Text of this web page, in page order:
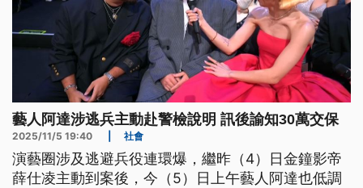
藝人阿達涉逃兵主動赴警檢說明 訊後諭知30萬交保
2025/11/5 19:40 社會
演藝圈涉及逃避兵役連環爆，繼昨（4）日金鐘影帝
薛仕凌主動到案後，今（5）日上午藝人阿達也低調